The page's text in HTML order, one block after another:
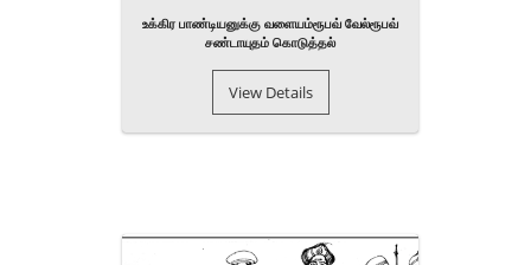
உக்கிர பாண்டியனுக்கு வளையம்ரூபவ் வேல்ரூபவ்
சண்டாயுதம் கொடுத்தல்
View Details